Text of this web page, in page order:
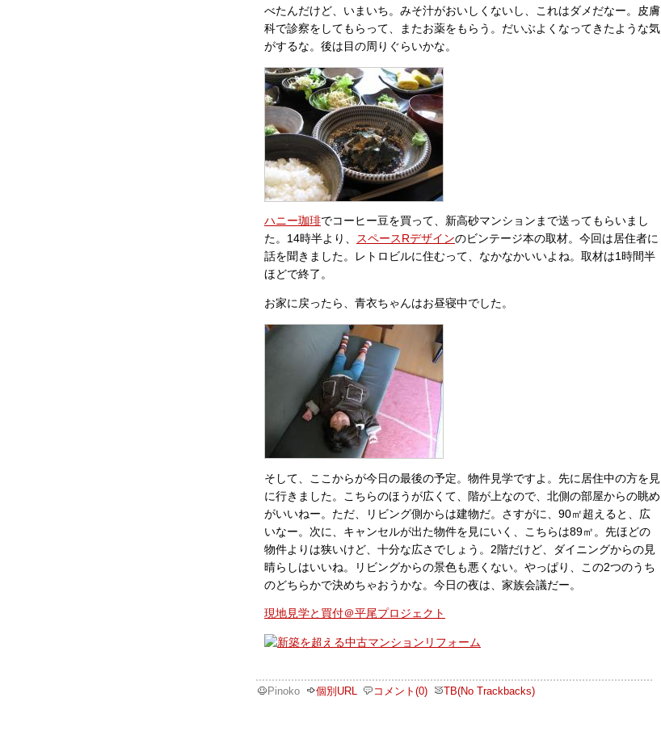
べたんだけど、いまいち。みそ汁がおいしくないし、これはダメだなー。皮膚
科で診察をしてもらって、またお薬をもらう。だいぶよくなってきたような気
がするな。後は目の周りぐらいかな。
ハニー珈琲でコーヒー豆を買って、新高砂マンションまで送ってもらいまし
た。14時半より、 スペースRデザインのビンテージ本の取材。今回は居住者に
話を聞きました。レトロビルに住むって、なかなかいいよね。取材は1時間半
ほどで終了。
お家に戻ったら、青衣ちゃんはお昼寝中でした。
そして、ここからが今日の最後の予定。物件見学ですよ。先に居住中の方を見
に行きました。こちらのほうが広くて、階が上なので、北側の部屋からの眺め
がいいねー。ただ、リビング側からは建物だ。さすがに、90㎡超えると、広
いなー。次に、キャンセルが出た物件を見にいく、こちらは89㎡。先ほどの
物件よりは狭いけど、十分な広さでしょう。2階だけど、ダイニングからの見
晴らしはいいね。リビングからの景色も悪くない。やっぱり、この2つのうち
のどちらかで決めちゃおうかな。今日の夜は、家族会議だー。
現地見学と買付＠平尾プロジェクト
Pinoko 個別URL コメント(0) TB(No Trackbacks)